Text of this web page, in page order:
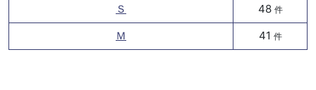
Ｓ 48 件
Ｍ 41 件